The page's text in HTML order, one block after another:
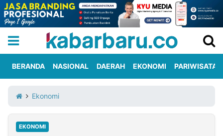
Iklan
Berita
Kami
BERANDA NASIONAL DAERAH EKONOMI PARIWISATA
Ekonomi
EKONOMI